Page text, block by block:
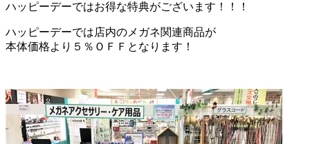
ハッピーデーではお得な特典がございます！！！
ハッピーデーでは店内のメガネ関連商品が
本体価格より５％ＯＦＦとなります！